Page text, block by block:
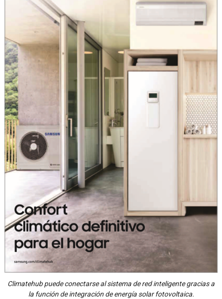
Climatehub puede conectarse al sistema de red inteligente gracias a
la función de integración de energía solar fotovoltaica.